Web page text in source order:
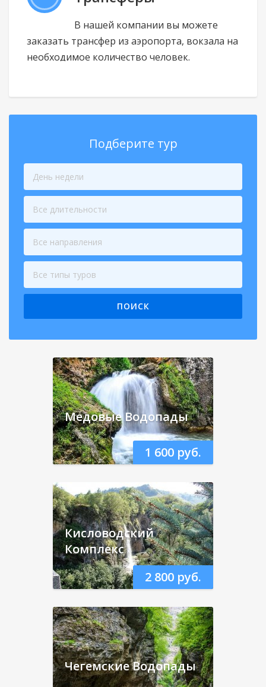
В нашей компании вы можете
заказать трансфер из аэропорта, вокзала на
необходимое количество человек.
Подберите тур
День недели
Все длительности
Все направления
Все типы туров
ПОИСК
1 600 руб.
Медовые Водопады
2 800 руб.
Кисловодский
Комплекс
Чегемские Водопады